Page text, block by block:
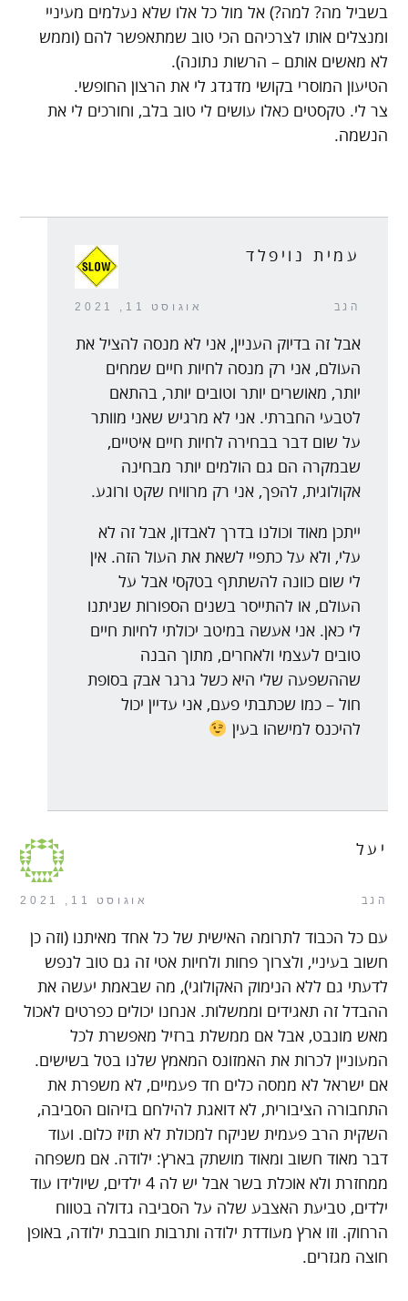
בשביל מה? למה?) אל מול כל אלו שלא נעלמים מעיניי
ומנצלים אותו לצרכיהם הכי טוב שמתאפשר להם (וממש
לא מאשים אותם – הרשות נתונה).
הטיעון המוסרי בקושי מדגדג לי את הרצון החופשי.
צר לי. טקסטים כאלו עושים לי טוב בלב, וחורכים לי את
הנשמה.
הגב אוגוסט 11, 2021
עמית נויפלד
אבל זה בדיוק העניין, אני לא מנסה להציל את
העולם, אני רק מנסה לחיות חיים שמחים
יותר, מאושרים יותר וטובים יותר, בהתאם
לטבעי החברתי. אני לא מרגיש שאני מוותר
על שום דבר בבחירה לחיות חיים איטיים,
שבמקרה הם גם הולמים יותר מבחינה
אקולוגית, להפך, אני רק מרוויח שקט ורוגע.
ייתכן מאוד וכולנו בדרך לאבדון, אבל זה לא
עלי, ולא על כתפיי לשאת את העול הזה. אין
לי שום כוונה להשתתף בטקסי אבל על
העולם, או להתייסר בשנים הספורות שניתנו
לי כאן. אני אעשה במיטב יכולתי לחיות חיים
טובים לעצמי ולאחרים, מתוך הבנה
שההשפעה שלי היא כשל גרגר אבק בסופת
חול – כמו שכתבתי פעם, אני עדיין יכול
להיכנס למישהו בעין
הגב אוגוסט 11, 2021
יעל
עם כל הכבוד לתרומה האישית של כל אחד מאיתנו (וזה כן
חשוב בעיניי, ולצרוך פחות ולחיות אטי זה גם טוב לנפש
לדעתי גם ללא הנימוק האקולוגי), מה שבאמת יעשה את
ההבדל זה תאגידים וממשלות. אנחנו יכולים כפרטים לאכול
מאש מונבט, אבל אם ממשלת ברזיל מאפשרת לכל
המעוניין לכרות את האמזונס המאמץ שלנו בטל בשישים.
אם ישראל לא ממסה כלים חד פעמיים, לא משפרת את
התחבורה הציבורית, לא דואגת להילחם בזיהום הסביבה,
השקית הרב פעמית שניקח למכולת לא תזיז כלום. ועוד
דבר מאוד חשוב ומאוד מושתק בארץ: ילודה. אם משפחה
ממחזרת ולא אוכלת בשר אבל יש לה 4 ילדים, שיולידו עוד
ילדים, טביעת האצבע שלה על הסביבה גדולה בטווח
הרחוק. וזו ארץ מעודדת ילודה ותרבות חובבת ילודה, באופן
חוצה מגזרים.